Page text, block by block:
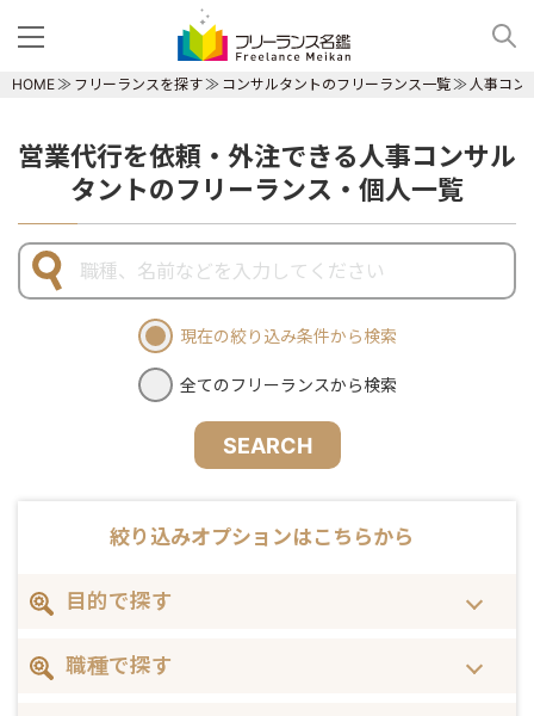
HOME フリーランスを探す コンサルタントのフリーランス一覧 人事コン
営業代行を依頼・外注できる人事コンサル
タントのフリーランス・個人一覧
現在の絞り込み条件から検索
全てのフリーランスから検索
SEARCH
絞り込みオプションはこちらから
目的で探す
職種で探す